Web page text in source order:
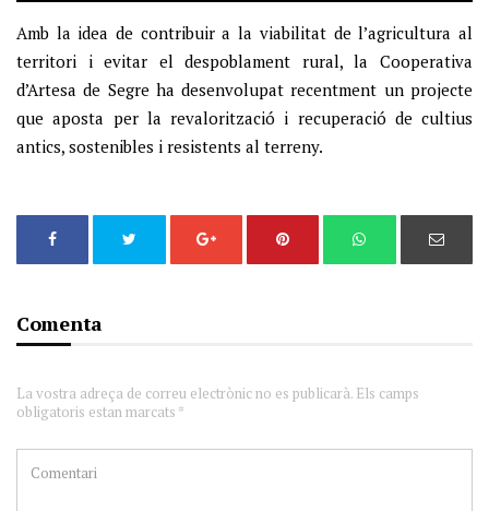
Amb la idea de contribuir a la viabilitat de l’agricultura al
territori i evitar el despoblament rural, la Cooperativa
d’Artesa de Segre ha desenvolupat recentment un projecte
que aposta per la revalorització i recuperació de cultius
antics, sostenibles i resistents al terreny.
Comenta
La vostra adreça de correu electrònic no es publicarà. Els camps
obligatoris estan marcats *